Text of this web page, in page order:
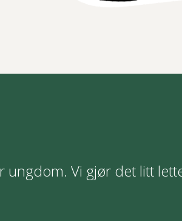
ungdom. Vi gjør det litt